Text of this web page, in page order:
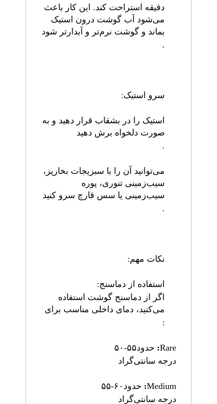
دقیقه استراحت کند. این کار باعث
می‌شود آب گوشت درون استیک
بماند و گوشت نرم‌تر و آبدارتر شود
.
سرو استیک:
استیک را در بشقاب قرار دهید و به
صورت دلخواه برش دهید
.
می‌توانید آن را با سبزیجات بخارپز،
سیب‌زمینی تنوری، پوره
سیب‌زمینی یا سس قارچ سرو کنید
.
نکات مهم:
استفاده از دماسنج:
اگر از دماسنج گوشت استفاده
می‌کنید، دمای داخلی مناسب برای
:
Rare
: حدود۵۰-۵۵
درجه سانتی‌گراد
Medium
: حدود ۵۵-۶۰
درجه سانتی‌گراد